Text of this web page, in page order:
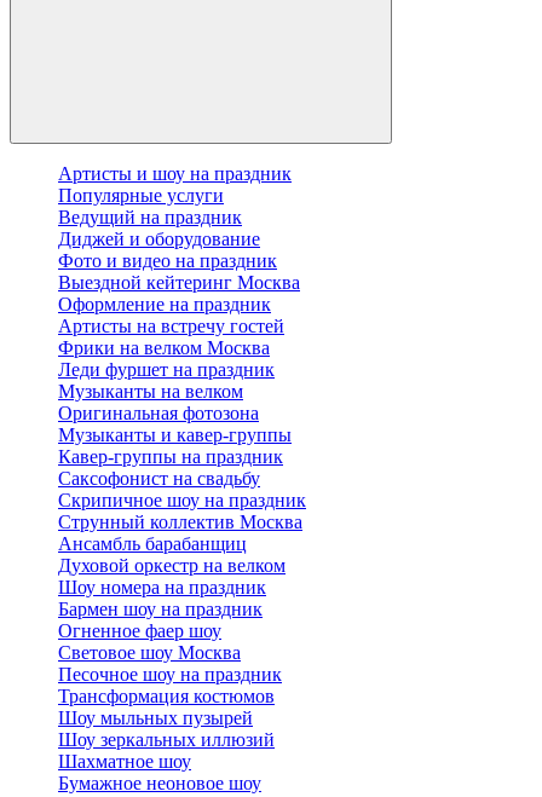
Артисты и шоу на праздник
Популярные услуги
Ведущий на праздник
Диджей и оборудование
Фото и видео на праздник
Выездной кейтеринг Москва
Оформление на праздник
Артисты на встречу гостей
Фрики на велком Москва
Леди фуршет на праздник
Музыканты на велком
Оригинальная фотозона
Музыканты и кавер-группы
Кавер-группы на праздник
Саксофонист на свадьбу
Скрипичное шоу на праздник
Струнный коллектив Москва
Ансамбль барабанщиц
Духовой оркестр на велком
Шоу номера на праздник
Бармен шоу на праздник
Огненное фаер шоу
Световое шоу Москва
Песочное шоу на праздник
Трансформация костюмов
Шоу мыльных пузырей
Шоу зеркальных иллюзий
Шахматное шоу
Бумажное неоновое шоу